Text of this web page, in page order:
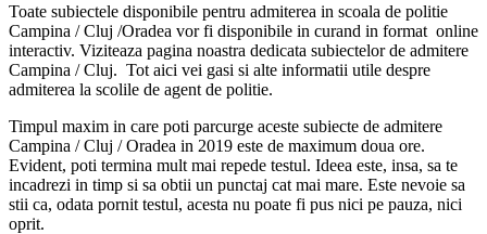
Toate subiectele disponibile pentru admiterea in scoala de politie
Campina / Cluj /Oradea vor fi disponibile in curand in format online
interactiv. Viziteaza pagina noastra dedicata subiectelor de admitere
Campina / Cluj. Tot aici vei gasi si alte informatii utile despre
admiterea la scolile de agent de politie.
Timpul maxim in care poti parcurge aceste subiecte de admitere
Campina / Cluj / Oradea in 2019 este de maximum doua ore.
Evident, poti termina mult mai repede testul. Ideea este, insa, sa te
incadrezi in timp si sa obtii un punctaj cat mai mare. Este nevoie sa
stii ca, odata pornit testul, acesta nu poate fi pus nici pe pauza, nici
oprit.